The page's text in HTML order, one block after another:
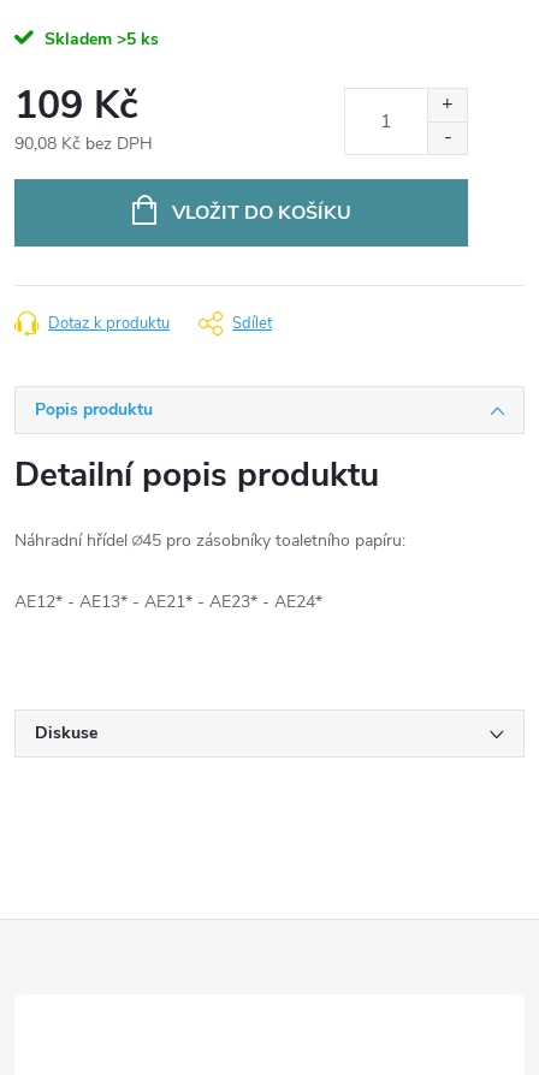
Skladem >5 ks
109 Kč
90,08 Kč bez DPH
VLOŽIT DO KOŠÍKU
Dotaz k produktu Sdílet
Popis produktu
Detailní popis produktu
Náhradní hřídel ∅45 pro zásobníky toaletního papíru:
AE12* - AE13* - AE21* - AE23* - AE24*
Diskuse